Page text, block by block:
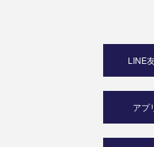
LINE
アプ